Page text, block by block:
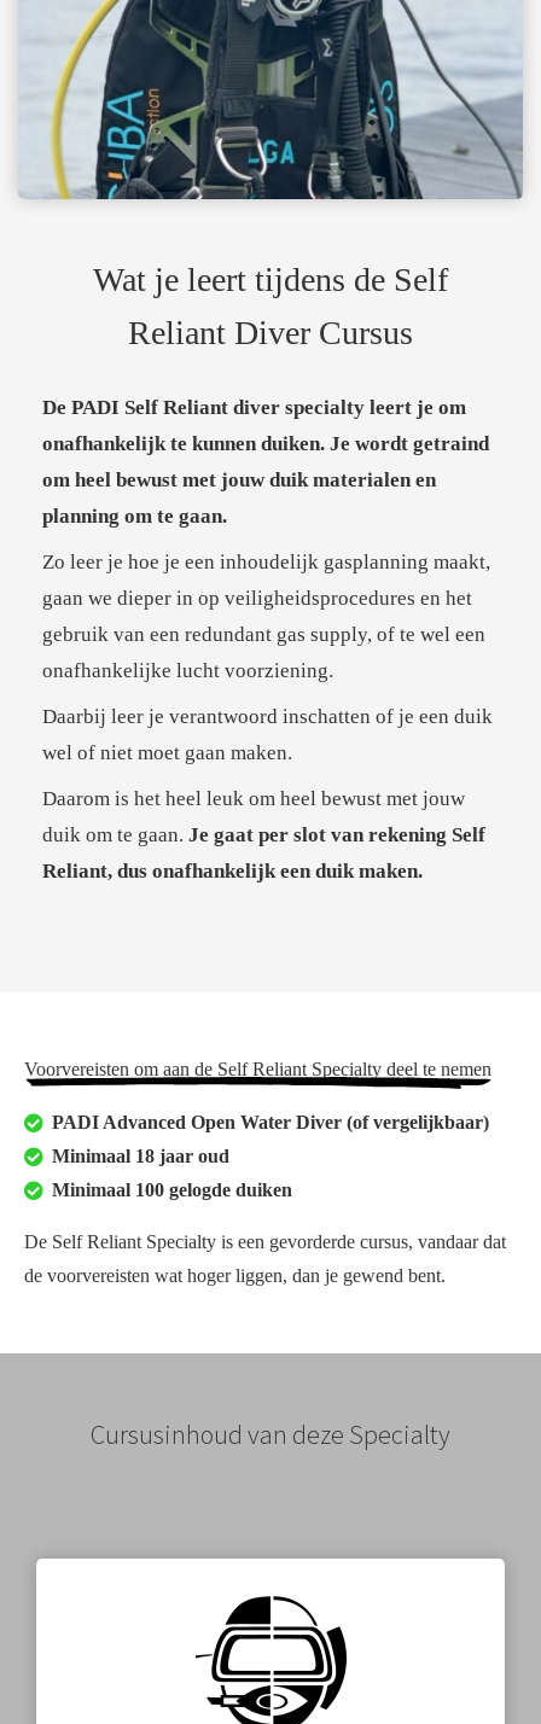
Wat je leert tijdens de Self
Reliant Diver Cursus
De PADI Self Reliant diver specialty leert je om
onafhankelijk te kunnen duiken. Je wordt getraind
om heel bewust met jouw duik materialen en
planning om te gaan.
Zo leer je hoe je een inhoudelijk gasplanning maakt,
gaan we dieper in op veiligheidsprocedures en het
gebruik van een redundant gas supply, of te wel een
onafhankelijke lucht voorziening.
Daarbij leer je verantwoord inschatten of je een duik
wel of niet moet gaan maken.
Daarom is het heel leuk om heel bewust met jouw
duik om te gaan. Je gaat per slot van rekening Self
Reliant, dus onafhankelijk een duik maken.
Voorvereisten om aan de Self Reliant Specialty deel te nemen
PADI Advanced Open Water Diver (of vergelijkbaar)
Minimaal 18 jaar oud
Minimaal 100 gelogde duiken
De Self Reliant Specialty is een gevorderde cursus, vandaar dat
de voorvereisten wat hoger liggen, dan je gewend bent.
Cursusinhoud van deze Specialty